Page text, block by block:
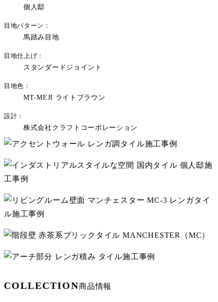
個人邸
目地パターン
馬踏み目地
目地仕上げ
スタンダードジョイント
目地色
MT-MEJI ライトブラウン
設計
株式会社クラフトコーポレーション
COLLECTION商品情報